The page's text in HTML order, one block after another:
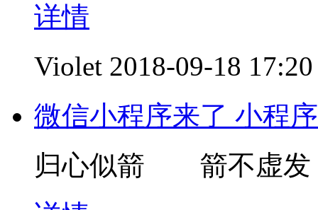
详情
Violet 2018-09-18 17:20
微信小程序来了 小程
归心似箭 箭不虚发